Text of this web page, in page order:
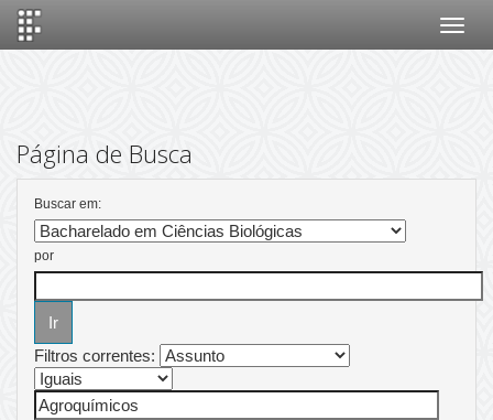
Página de Busca
Buscar em:
por
Filtros correntes: